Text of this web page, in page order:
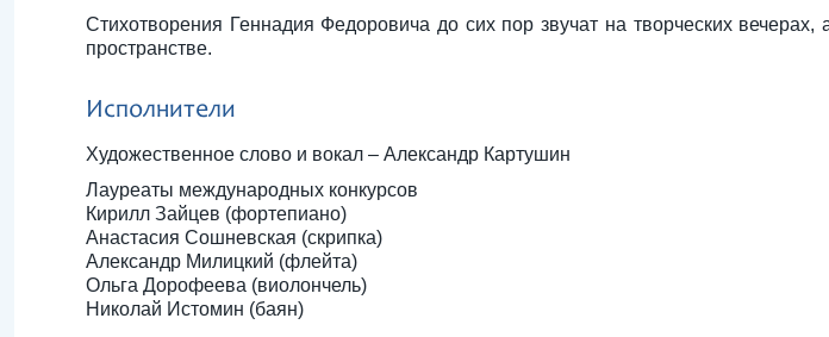
Стихотворения Геннадия Федоровича до сих пор звучат на творческих
пространстве.
Исполнители
Художественное слово и вокал – Александр Картушин
Лауреаты международных конкурсов
Кирилл Зайцев (фортепиано)
Анастасия Сошневская (скрипка)
Александр Милицкий (флейта)
Ольга Дорофеева (виолончель)
Николай Истомин (баян)